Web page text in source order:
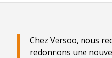
Chez Versoo, nous
redonnons une